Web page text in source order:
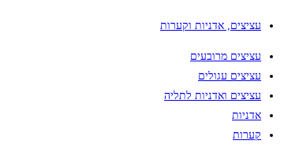
עציצים, אדניות וקערות
עציצים מרובעים
עציצים עגולים
עציצים ואדניות לתליה
אדניות
קערות